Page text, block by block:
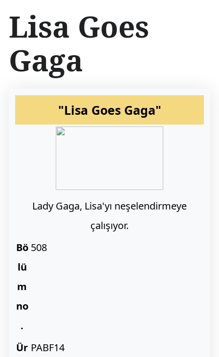
ç
r
ğ
e
Lisa Goes
Gaga
"Lisa Goes Gaga"
Lady Gaga, Lisa'yı neşelendirmeye
çalışıyor.
Bö
lü
m
no
.
508
Ür PABF14